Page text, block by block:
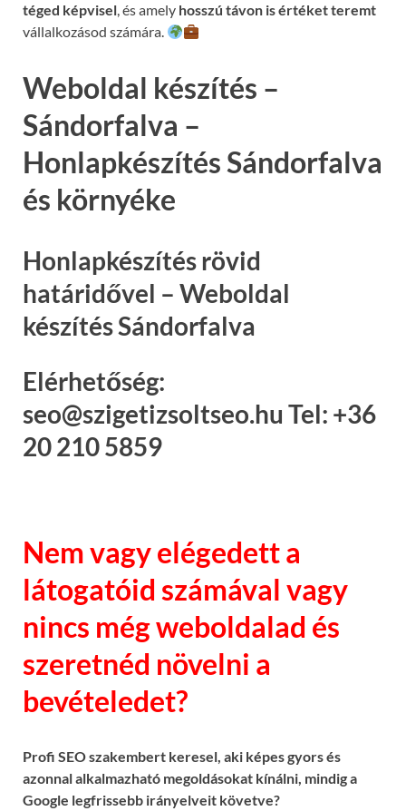
téged képvisel, és amely hosszú távon is értéket teremt
vállalkozásod számára.
Weboldal készítés –
Sándorfalva –
Honlapkészítés Sándorfalva
és környéke
Honlapkészítés rövid
határidővel – Weboldal
készítés Sándorfalva
Elérhetőség:
seo@szigetizsoltseo.hu Tel: +36
20 210 5859
Nem vagy elégedett a
látogatóid számával vagy
nincs még weboldalad és
szeretnéd növelni a
bevételedet?
Profi SEO szakembert keresel, aki képes gyors és
azonnal alkalmazható megoldásokat kínálni, mindig a
Google legfrissebb irányelveit követve?